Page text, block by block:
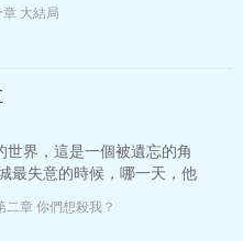
不…
大結局
世界，這是一個被遺忘的角
最失意的時候，哪一天，他
。 這個世界因為有了寧
…
二章 你們想殺我？